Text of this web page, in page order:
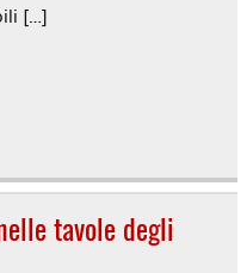
[…]
tavole degli